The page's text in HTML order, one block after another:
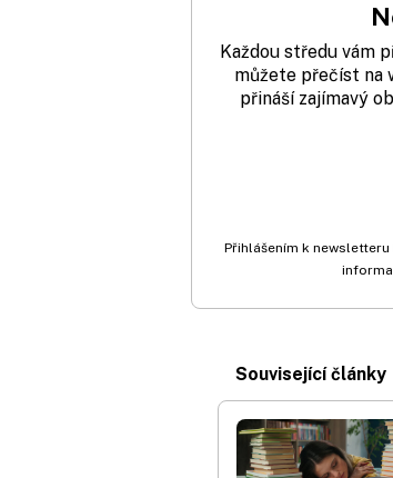
Každou středu vám
můžete přečíst na
přináší zajímavý
Přihlášením k
Související články